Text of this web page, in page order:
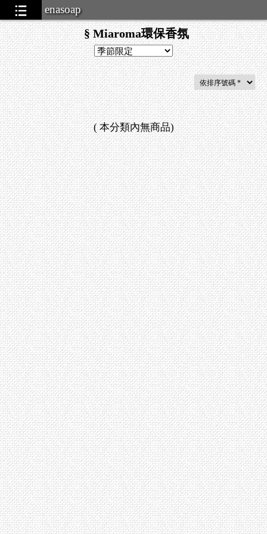
enasoap
§ Miaroma環保香氛
(本分類內無商品)